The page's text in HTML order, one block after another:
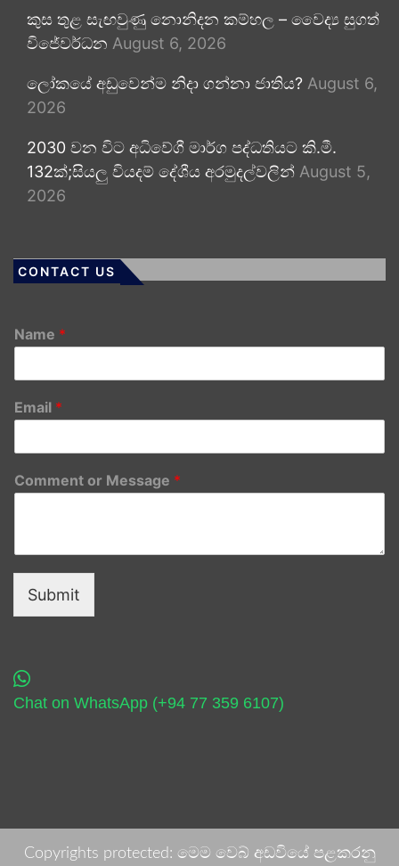
කුස තුළ සැඟවුණු නොනිදන කම්හල – වෛද්‍ය සුගත්
විජේවර්ධන August 6, 2026
ලෝකයේ අඩුවෙන්ම නිදා ගන්නා ජාතිය? August 6,
2026
2030 වන විට අධිවේගී මාර්ග පද්ධතියට කි.මී.
132ක්;සියලු වියදම් දේශීය අරමුදල්වලින් August 5,
2026
CONTACT US
Name *
Email *
Comment or Message *
Submit
Chat on WhatsApp (+94 77 359 6107)
Copyrights protected: මෙම වෙබ් අඩවියේ පළකරනු